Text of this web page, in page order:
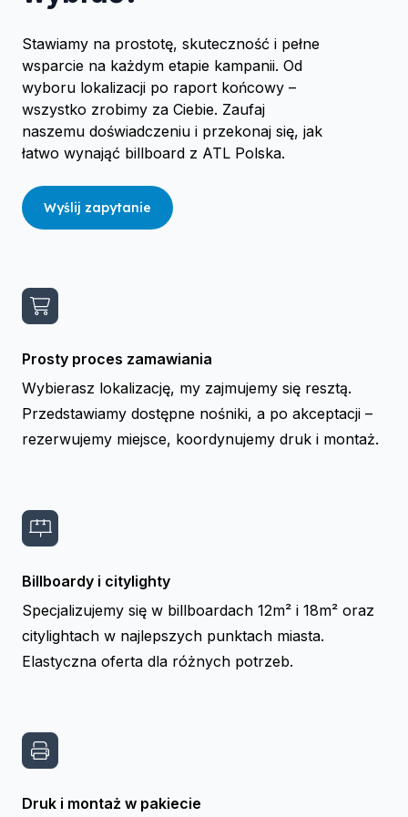
Stawiamy na prostotę, skuteczność i pełne
wsparcie na każdym etapie kampanii. Od
wyboru lokalizacji po raport końcowy –
wszystko zrobimy za Ciebie. Zaufaj
naszemu doświadczeniu i przekonaj się, jak
łatwo wynająć billboard z ATL Polska.
Wyślij zapytanie
Prosty proces zamawiania
Wybierasz lokalizację, my zajmujemy się resztą.
Przedstawiamy dostępne nośniki, a po akceptacji –
rezerwujemy miejsce, koordynujemy druk i montaż.
Billboardy i citylighty
Specjalizujemy się w billboardach 12m² i 18m² oraz
citylightach w najlepszych punktach miasta.
Elastyczna oferta dla różnych potrzeb.
Druk i montaż w pakiecie